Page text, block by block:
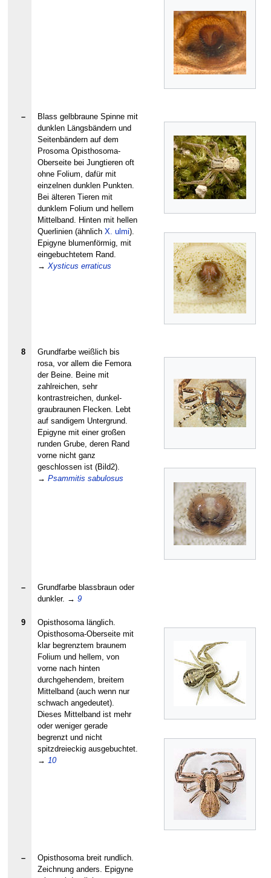
–
Blass gelbbraune Spinne mit
dunklen Längsbändern und
Seitenbändern auf dem
Prosoma Opisthosoma-
Oberseite bei Jungtieren oft
ohne Folium, dafür mit
einzelnen dunklen Punkten.
Bei älteren Tieren mit
dunklem Folium und hellem
Mittelband. Hinten mit hellen
Querlinien (ähnlich X. ulmi).
Epigyne blumenförmig, mit
eingebuchtetem Rand.
→ Xysticus erraticus
8
Grundfarbe weißlich bis
rosa, vor allem die Femora
der Beine. Beine mit
zahlreichen, sehr
kontrastreichen, dunkel-
graubraunen Flecken. Lebt
auf sandigem Untergrund.
Epigyne mit einer großen
runden Grube, deren Rand
vorne nicht ganz
geschlossen ist (Bild2).
→ Psammitis sabulosus
–
Grundfarbe blassbraun oder
dunkler. → 9
9
Opisthosoma länglich.
Opisthosoma-Oberseite mit
klar begrenztem braunem
Folium und hellem, von
vorne nach hinten
durchgehendem, breitem
Mittelband (auch wenn nur
schwach angedeutet).
Dieses Mittelband ist mehr
oder weniger gerade
begrenzt und nicht
spitzdreieckig ausgebuchtet.
→ 10
–
Opisthosoma breit rundlich.
Zeichnung anders. Epigyne